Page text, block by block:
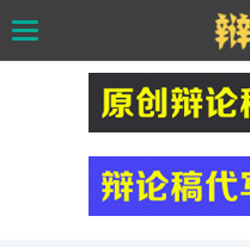
to
main
Toggle